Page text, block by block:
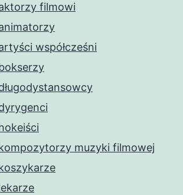
filmowi
współcześni
muzyki filmowej